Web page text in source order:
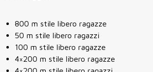
800 m stile libero ragazze
50 m stile libero ragazzi
100 m stile libero ragazze
4×200 m stile libero ragazze